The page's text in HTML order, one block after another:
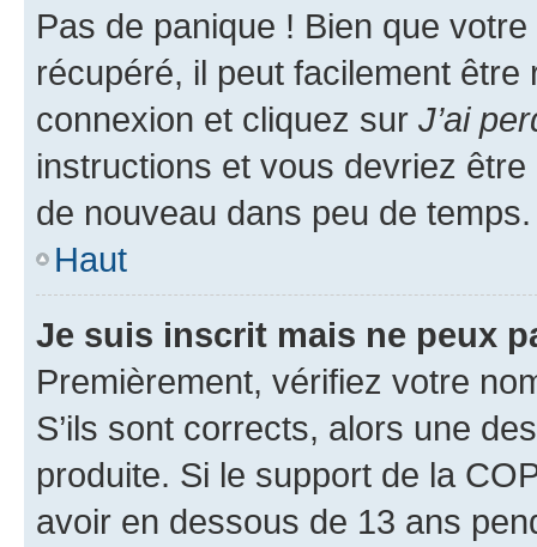
Pas de panique ! Bien que
récupéré, il peut facilement
connexion et cliquez sur J’ai
instructions et vous devriez
de nouveau dans peu de temps.
Haut
Je suis inscrit mais ne peux
Premièrement, vérifiez votre
S’ils sont corrects, alors une
produite. Si le support de la
avoir en dessous de 13 ans